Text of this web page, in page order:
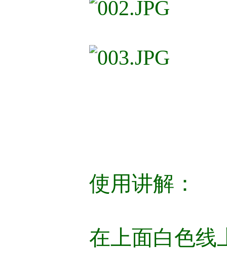
使用讲解：
在上面白色线